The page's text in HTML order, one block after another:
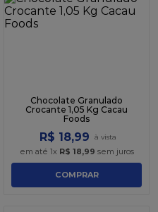
Chocolate Granulado
Crocante 1,05 Kg Cacau
Foods
R$ 18,99
em até 1x R$ 18,99 sem juros
COMPRAR